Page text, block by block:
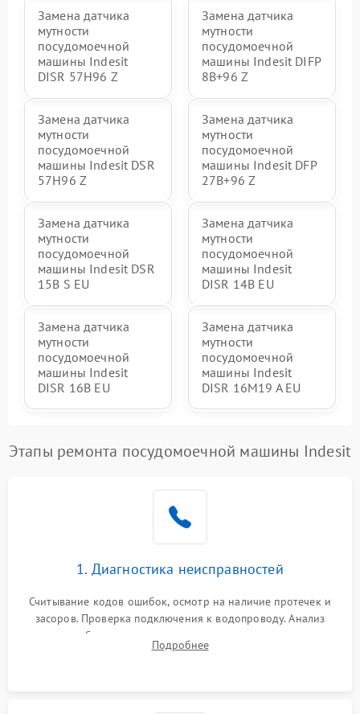
Замена датчика
мутности
посудомоечной
машины Indesit
DISR 57H96 Z
Замена датчика
мутности
посудомоечной
машины Indesit DIFP
8B+96 Z
Замена датчика
мутности
посудомоечной
машины Indesit DSR
57H96 Z
Замена датчика
мутности
посудомоечной
машины Indesit DFP
27B+96 Z
Замена датчика
мутности
посудомоечной
машины Indesit DSR
15B S EU
Замена датчика
мутности
посудомоечной
машины Indesit
DISR 14B EU
Замена датчика
мутности
посудомоечной
машины Indesit
DISR 16B EU
Замена датчика
мутности
посудомоечной
машины Indesit
DISR 16M19 A EU
Этапы ремонта посудомоечной машины Indesit
1. Диагностика неисправностей
Считывание кодов ошибок, осмотр на наличие протечек и
засоров. Проверка подключения к водопроводу. Анализ
жалоб на отсутствие слива, нагрева, вращения
разбрызгивателей или срабатывание системы защиты
Подробнее